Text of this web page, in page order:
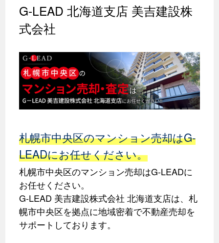
G-LEAD 北海道支店 美吉建設株
式会社
札幌市中央区のマンション売却はG-
LEADにお任せください。
札幌市中央区のマンション売却はG-LEADに
お任せください。
G-LEAD 美吉建設株式会社 北海道支店は、札
幌市中央区を拠点に地域密着で不動産売却を
サポートしております。